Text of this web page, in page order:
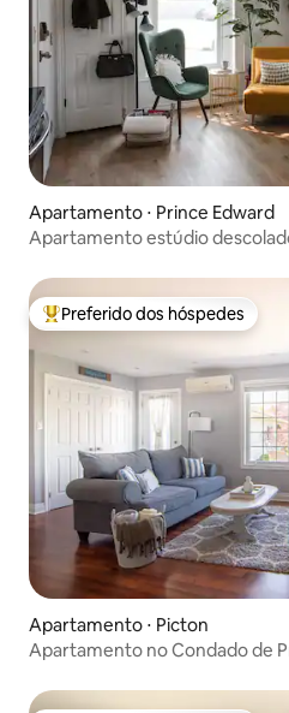
Apartamento ⋅ Prince Edward
Apartamento estúdio
Entre os melhores preferidos
Preferido dos hóspedes
Apartamento ⋅ Picton
Apartamento no Condado de